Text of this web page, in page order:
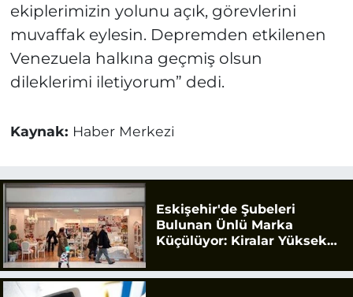
ekiplerimizin yolunu açık, görevlerini
muvaffak eylesin. Depremden etkilenen
Venezuela halkına geçmiş olsun
dileklerimi iletiyorum” dedi.
Kaynak: Haber Merkezi
Eskişehir'de Şubeleri
Bulunan Ünlü Marka
Küçülüyor: Kiralar Yüksek